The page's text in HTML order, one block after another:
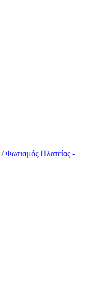
/ Φωτισμός Πλατείας -